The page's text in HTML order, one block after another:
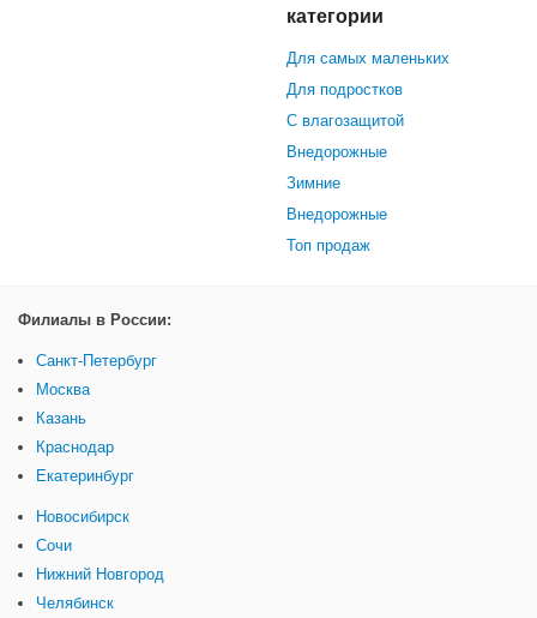
категории
Для самых маленьких
Для подростков
С влагозащитой
Внедорожные
Зимние
Внедорожные
Топ продаж
Филиалы в России:
Санкт-Петербург
Москва
Казань
Краснодар
Екатеринбург
Новосибирск
Сочи
Нижний Новгород
Челябинск